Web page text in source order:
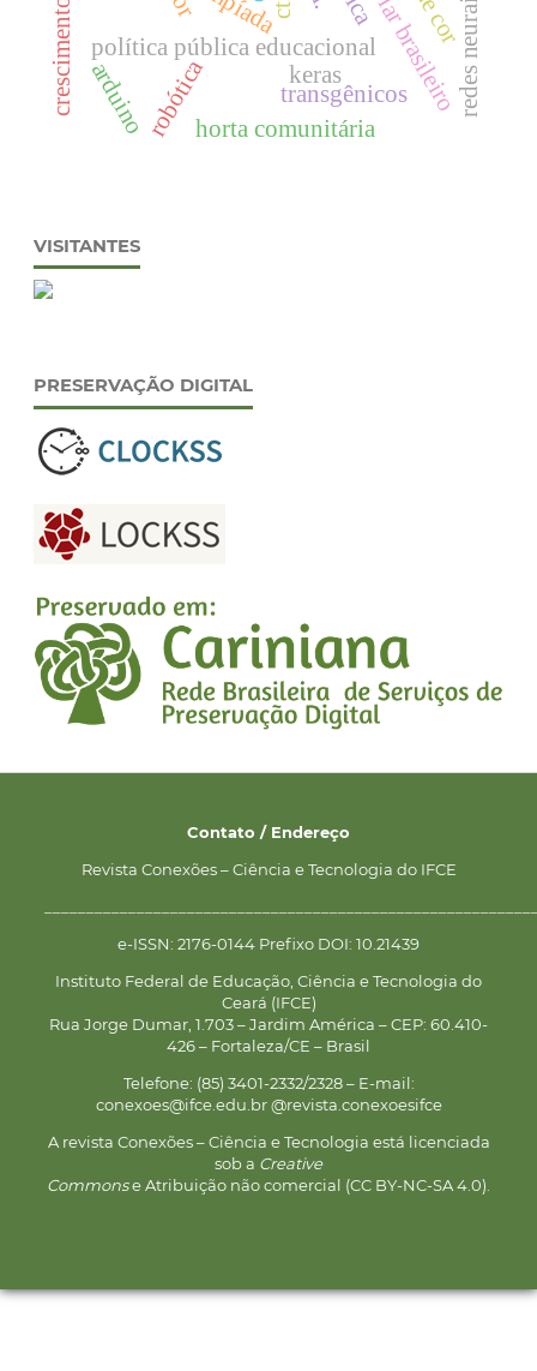
política pública educacional
robótica keras
transgênicos
horta comunitária
arduino
VISITANTES
PRESERVAÇÃO DIGITAL
Contato / Endereço
Revista Conexões – Ciência e Tecnologia do IFCE
e-ISSN: 2176-0144 Prefixo DOI: 10.21439
Instituto Federal de Educação, Ciência e Tecnologia do
Ceará (IFCE)
Rua Jorge Dumar, 1.703 – Jardim América – CEP: 60.410-
426 – Fortaleza/CE – Brasil
Telefone: (85) 3401-2332/2328 – E-mail:
conexoes@ifce.edu.br @revista.conexoesifce
A revista Conexões – Ciência e Tecnologia está licenciada
sob a Creative
Commonse Atribuição não comercial (CC BY-NC-SA 4.0).